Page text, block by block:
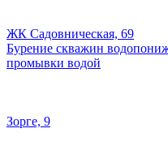
ЖК Садовническая, 69
Бурение скважин
промывки водой
Зорге, 9